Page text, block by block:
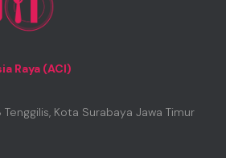
Raya (ACI)
Tenggilis, Kota Surabaya Jawa Timur